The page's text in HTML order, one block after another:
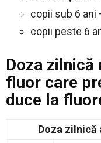
copii sub 6 ani
copii peste 6
Doza zilnică
fluor care
duce la
Doza zilnică